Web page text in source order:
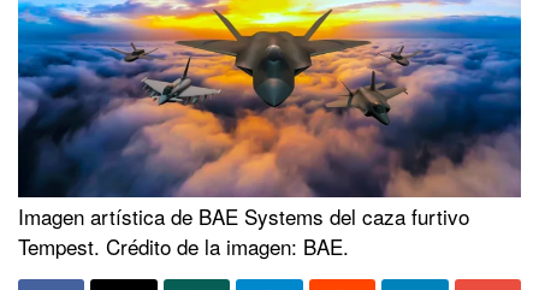
Imagen artística de BAE Systems del caza furtivo
Tempest. Crédito de la imagen: BAE.